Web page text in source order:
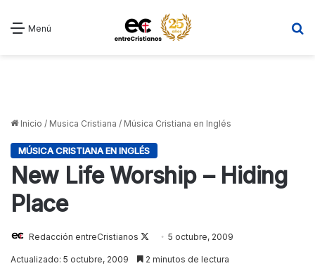
Menú
Inicio / Musica Cristiana / Música Cristiana en Inglés
MÚSICA CRISTIANA EN INGLÉS
New Life Worship – Hiding
Place
Redacción entreCristianos
Follow5 octubre, 2009
Actualizado: 5 octubre, 2009 2 minutos de lectura